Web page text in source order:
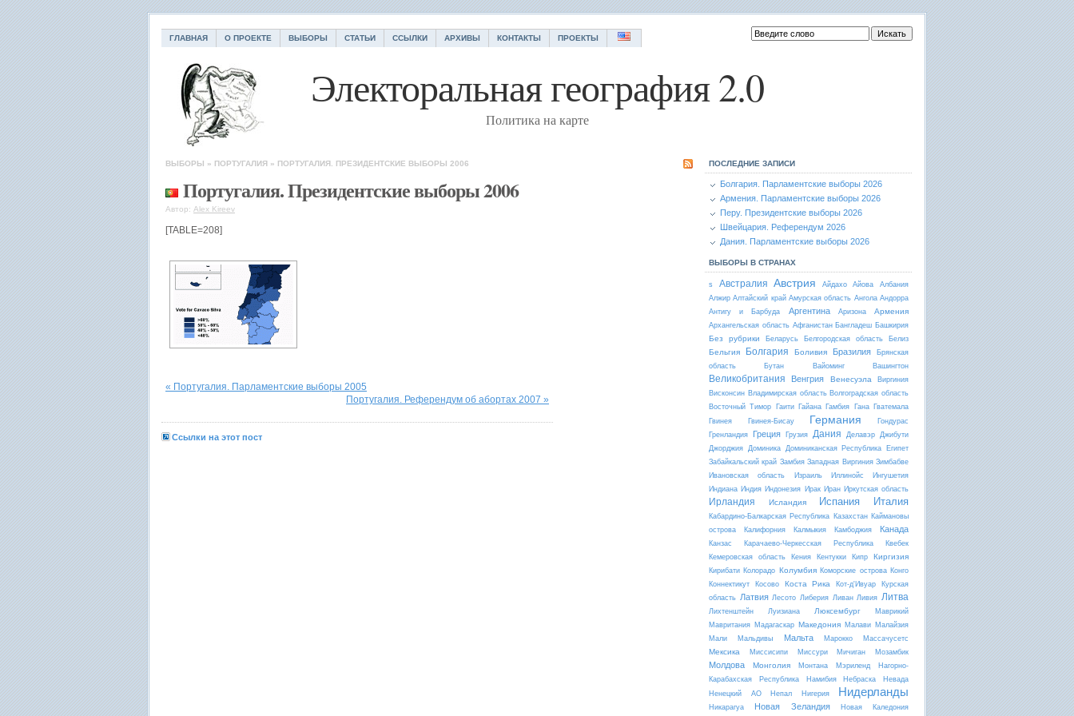
ГЛАВНАЯ О ПРОЕКТЕ ВЫБОРЫ СТАТЬИ ССЫЛКИ АРХИВЫ КОНТАКТЫ ПРОЕКТЫ
Электоральная география 2.0
Политика на карте
ВЫБОРЫ » ПОРТУГАЛИЯ » ПОРТУГАЛИЯ. ПРЕЗИДЕНТСКИЕ ВЫБОРЫ 2006
Португалия. Президентские выборы 2006
Автор: Alex Kireev
[TABLE=208]
« Португалия. Парламентские выборы 2005
Португалия. Референдум об абортах 2007 »
Ссылки на этот пост
ПОСЛЕДНИЕ ЗАПИСИ
Болгария. Парламентские выборы 2026
Армения. Парламентские выборы 2026
Перу. Президентские выборы 2026
Швейцария. Референдум 2026
Дания. Парламентские выборы 2026
ВЫБОРЫ В СТРАНАХ
s Австралия Австрия Айдахо Айова
Албания
Алжир Алтайский край Амурская область Ангола Андорра
Антигу и Барбуда
Аргентина Аризона Армения
Архангельская область Афганистан Бангладеш Башкирия
Без рубрики Беларусь Белгородская область Белиз
Бельгия Болгария Боливия Бразилия
Брянская
область
Бутан Вайоминг Вашингтон
Великобритания Венгрия Венесуэла
Виргиния
Висконсин Владимирская область Волгоградская область
Восточный Тимор
Гаити Гайана Гамбия Гана
Гватемала
Гвинея
Гвинея-Бисау Германия
Гондурас
Гренландия
Греция Грузия Дания Делавэр Джибути
Джорджия Доминика Доминиканская Республика
Египет
Забайкальский край Замбия Западная Виргиния Зимбабве
Ивановская область
Израиль Иллинойс
Ингушетия
Индиана Индия Индонезия Ирак Иран Иркутская область
Ирландия Исландия Испания Италия
Кабардино-Балкарская Республика Казахстан Каймановы
острова
Калифорния Калмыкия Камбоджия Канада
Канзас Карачаево-Черкесская Республика
Квебек
Кемеровская область
Кения Кентукки Кипр Киргизия
Кирибати Колорадо Колумбия Коморские острова Конго
Коннектикут
Косово Коста Рика Кот-д'Ивуар
Курская
область Латвия Лесото Либерия Ливан Ливия Литва
Лихтенштейн Луизиана Люксембург
Маврикий
Мавритания Мадагаскар Македония Малави Малайзия
Мали
Мальдивы Мальта Марокко Массачусетс
Мексика Миссисипи Миссури Мичиган Мозамбик
Молдова Монголия Монтана Мэриленд
Нагорно-
Карабахская Республика
Намибия Небраска
Невада
Ненецкий АО
Непал Нигерия Нидерланды
Никарагуа Новая Зеландия Новая Каледония